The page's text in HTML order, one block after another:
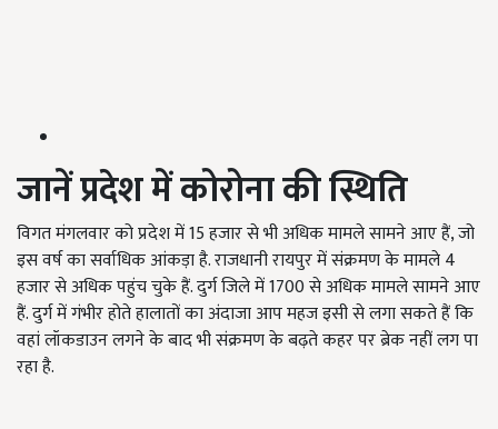
जानेंप्रदेश में कोरोना की स्थिति
विगत मंगलवार को प्रदेश में 15 हजार से भी अधिक मामले सामने आए हैं, जो
इस वर्ष का सर्वाधिक आंकड़ा है. राजधानी रायपुर में संक्रमण के मामले 4
हजार से अधिक पहुंच चुके हैं. दुर्ग जिले में 1700 से अधिक मामले सामने आए
हैं. दुर्ग में गंभीर होते हालातों का अंदाजा आप महज इसी से लगा सकते हैं कि
वहां लॉकडाउन लगने के बाद भी संक्रमण के बढ़ते कहर पर ब्रेक नहीं लग पा
रहा है.